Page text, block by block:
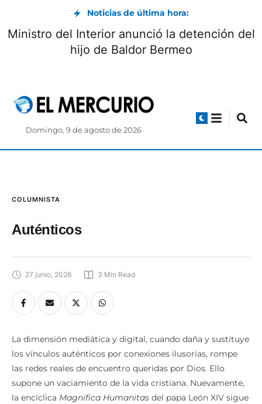
Noticias de última hora:
Vía Biblián-Zhud: circulación controlada
durante el feriado de agosto
Domingo, 9 de agosto de 2026
COLUMNISTA
Auténticos
27 junio, 2026 3 Min Read
La dimensión mediática y digital, cuando daña y sustituye
los vínculos auténticos por conexiones ilusorias, rompe
las redes reales de encuentro queridas por Dios. Ello
supone un vaciamiento de la vida cristiana. Nuevamente,
la encíclica Magnifica Humanitas del papa León XIV sigue